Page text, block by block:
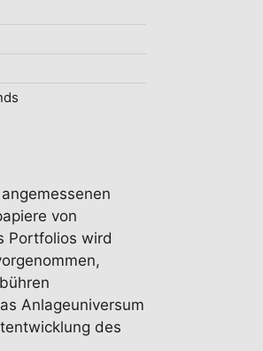
von
Portfolios wird
Anlageuniversum
des